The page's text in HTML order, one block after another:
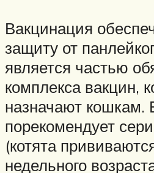
Вакцинация
защиту от
является частью
комплекса вакцин,
назначают кошкам.
порекомендует
(котята
недельного